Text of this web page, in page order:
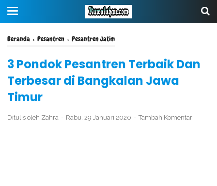
Beranda › Pesantren › Pesantren Jatim
3 Pondok Pesantren Terbaik Dan
Terbesar di Bangkalan Jawa
Timur
Ditulis oleh Zahra Rabu, 29 Januari 2020 Tambah Komentar